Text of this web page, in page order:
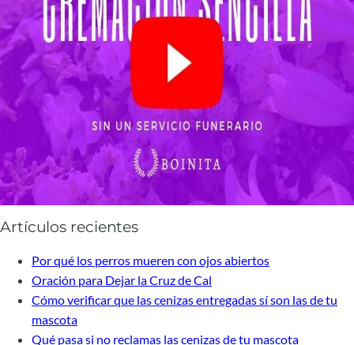
Artículos recientes
Por qué los perros mueren con ojos abiertos
Oración para Dejar la Cruz de Cal
Cómo verificar que las cenizas entregadas sí son las de tu
mascota
Qué pasa si no reclamas las cenizas de tu mascota